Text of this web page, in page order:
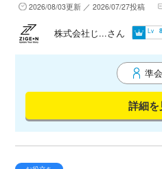
のみ対応いただける協力会社様
みのお客様のご紹介になります
交換/インターホン交換/火災報知
置/アンテナ工事) 募集エリア：
木県】【茨城県】 ※契約済みの
をお願いします。 ・取付工事（
換気扇／洗浄便座／照明器具交
介になりますので施工をお願い
県】【新潟県】 ・ハウスクリー
函館市、砂川市、帯広市・音更
か・富良野・新潟県・岩手県・山
2026/08/03更新 ／ 2026/07/27投稿
準
詳細を
株式会社じ...さん Lv 8